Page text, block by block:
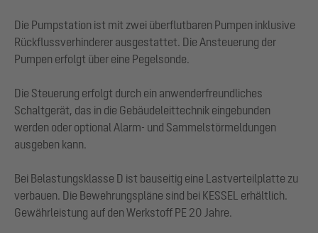
Die Pumpstation ist mit zwei überflutbaren Pumpen inklusive
Rückflussverhinderer ausgestattet. Die Ansteuerung der
Pumpen erfolgt über eine Pegelsonde.
Die Steuerung erfolgt durch ein anwenderfreundliches
Schaltgerät, das in die Gebäudeleittechnik eingebunden
werden oder optional Alarm- und Sammelstörmeldungen
ausgeben kann.
Bei Belastungsklasse D ist bauseitig eine Lastverteilplatte zu
verbauen. Die Bewehrungspläne sind bei KESSEL erhältlich.
Gewährleistung auf den Werkstoff PE 20 Jahre.